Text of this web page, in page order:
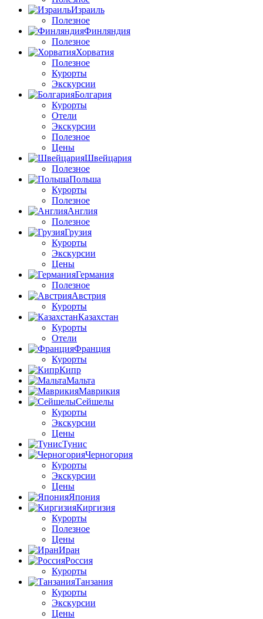
Израиль
Полезное
Финляндия
Полезное
Хорватия
Полезное
Курорты
Экскурсии
Болгария
Курорты
Отели
Экскурсии
Полезное
Цены
Швейцария
Полезное
Польша
Курорты
Полезное
Англия
Полезное
Грузия
Курорты
Экскурсии
Цены
Германия
Полезное
Австрия
Курорты
Казахстан
Курорты
Отели
Франция
Курорты
Кипр
Мальта
Маврикия
Сейшелы
Курорты
Экскурсии
Цены
Тунис
Черногория
Курорты
Экскурсии
Цены
Япония
Киргизия
Курорты
Полезное
Цены
Иран
Россия
Курорты
Танзания
Курорты
Экскурсии
Цены